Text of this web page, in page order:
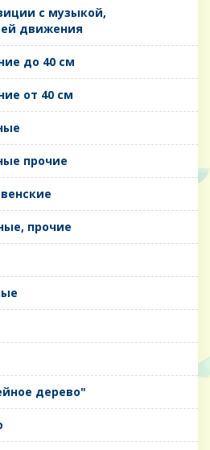
с музыкой,
движения
до 40 см
от 40 см
прочие
прочие
дерево"